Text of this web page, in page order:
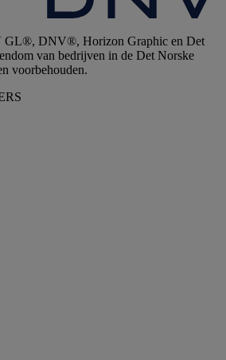
GL®, DNV®, Horizon Graphic en Det
van bedrijven in de Det Norske
voorbehouden.